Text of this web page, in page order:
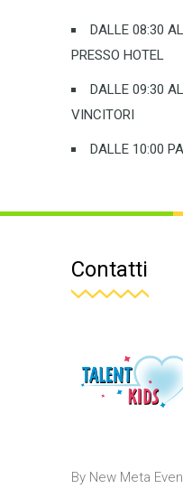
DALLE 08:30
PRESSO HOTEL
DALLE 09:30
VINCITORI
DALLE 10:00
Contatti
By New Meta